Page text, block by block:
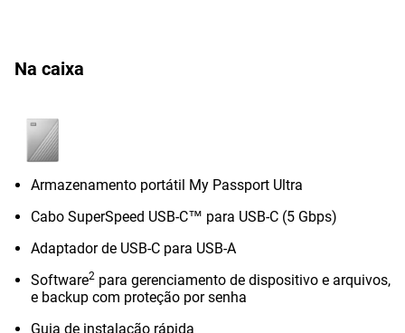
Na caixa
Armazenamento portátil My Passport Ultra
Cabo SuperSpeed USB-C™ para USB-C (5 Gbps)
Adaptador de USB-C para USB-A
Software2 para gerenciamento de dispositivo e arquivos,
e backup com proteção por senha
Guia de instalação rápida